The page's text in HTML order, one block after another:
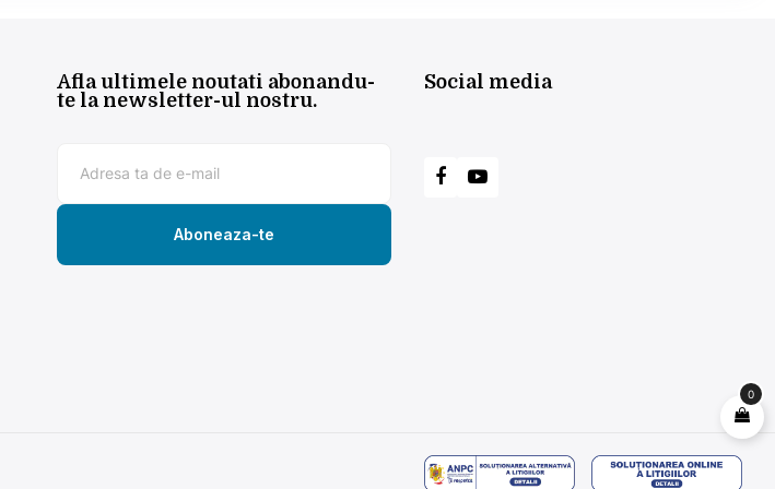
Afla ultimele noutati abonandu-
te la newsletter-ul nostru.
Aboneaza-te
Social media
0